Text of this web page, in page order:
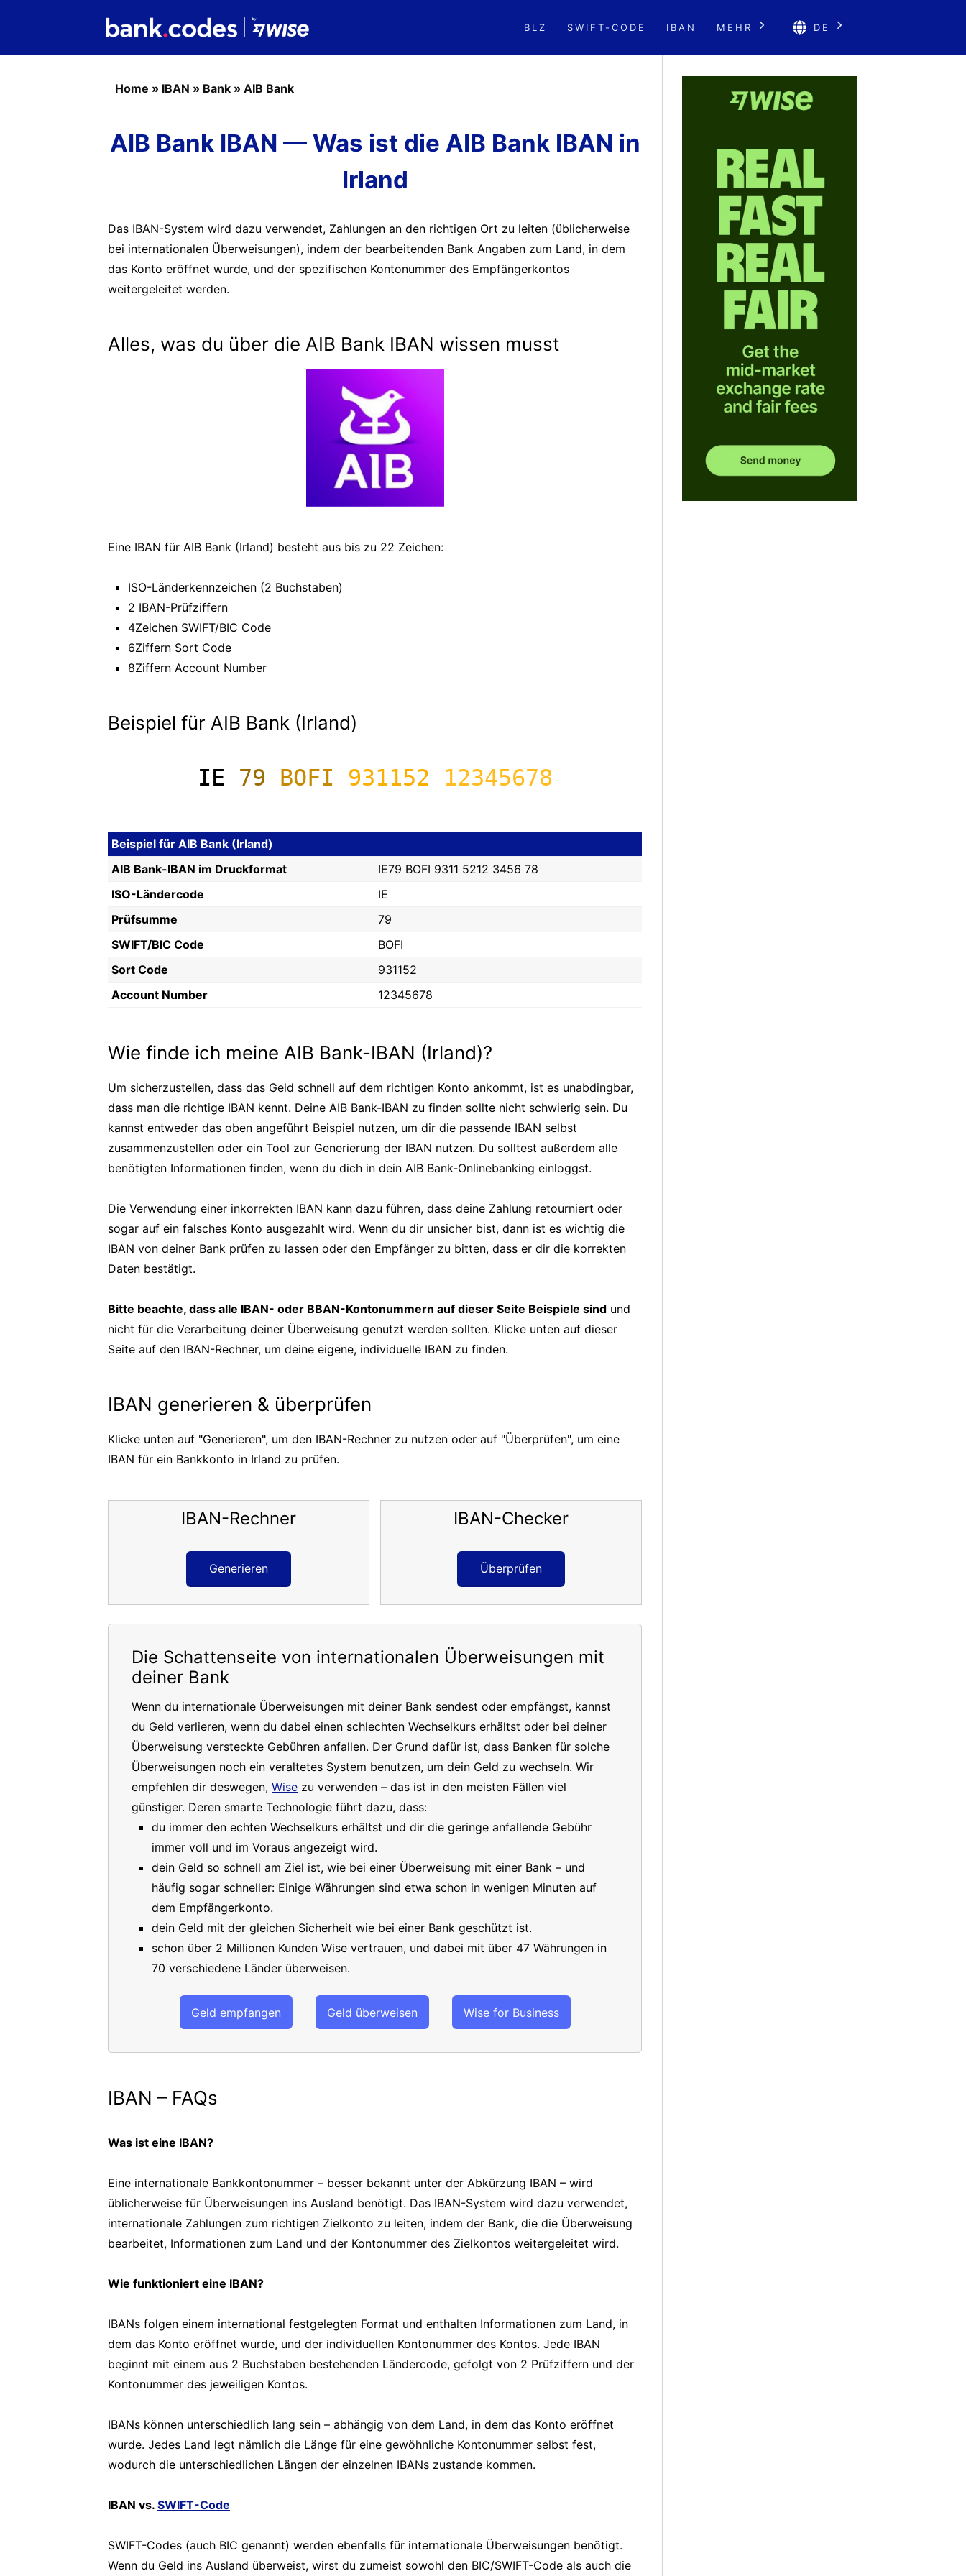
BLZ SWIFT-CODE IBAN MEHR DE
Home » IBAN » Bank » AIB Bank
AIB Bank IBAN — Was ist die AIB Bank IBAN in
Irland
Das IBAN-System wird dazu verwendet, Zahlungen an den richtigen Ort zu leiten (üblicherweise
bei internationalen Überweisungen), indem der bearbeitenden Bank Angaben zum Land, in dem
das Konto eröffnet wurde, und der spezifischen Kontonummer des Empfängerkontos
weitergeleitet werden.
Alles, was du über die AIB Bank IBAN wissen musst
Eine IBAN für AIB Bank (Irland) besteht aus bis zu 22 Zeichen:
ISO-Länderkennzeichen (2 Buchstaben)
2 IBAN-Prüfziffern
4Zeichen SWIFT/BIC Code
6Ziffern Sort Code
8Ziffern Account Number
Beispiel für AIB Bank (Irland)
IE 79 BOFI 931152 12345678
Beispiel für AIB Bank (Irland)
AIB Bank-IBAN im Druckformat
IE79 BOFI 9311 5212 3456 78
ISO-Ländercode
IE
Prüfsumme
79
SWIFT/BIC Code
BOFI
Sort Code
931152
Account Number
12345678
Wie finde ich meine AIB Bank-IBAN (Irland)?
Um sicherzustellen, dass das Geld schnell auf dem richtigen Konto ankommt, ist es unabdingbar,
dass man die richtige IBAN kennt. Deine AIB Bank-IBAN zu finden sollte nicht schwierig sein. Du
kannst entweder das oben angeführt Beispiel nutzen, um dir die passende IBAN selbst
zusammenzustellen oder ein Tool zur Generierung der IBAN nutzen. Du solltest außerdem alle
benötigten Informationen finden, wenn du dich in dein AIB Bank-Onlinebanking einloggst.
Die Verwendung einer inkorrekten IBAN kann dazu führen, dass deine Zahlung retourniert oder
sogar auf ein falsches Konto ausgezahlt wird. Wenn du dir unsicher bist, dann ist es wichtig die
IBAN von deiner Bank prüfen zu lassen oder den Empfänger zu bitten, dass er dir die korrekten
Daten bestätigt.
Bitte beachte, dass alle IBAN- oder BBAN-Kontonummern auf dieser Seite Beispiele sind und
nicht für die Verarbeitung deiner Überweisung genutzt werden sollten. Klicke unten auf dieser
Seite auf den IBAN-Rechner, um deine eigene, individuelle IBAN zu finden.
IBAN generieren & überprüfen
Klicke unten auf "Generieren", um den IBAN-Rechner zu nutzen oder auf "Überprüfen", um eine
IBAN für ein Bankkonto in Irland zu prüfen.
IBAN-Rechner
Generieren
IBAN-Checker
Überprüfen
Die Schattenseite von internationalen Überweisungen mit
deiner Bank
Wenn du internationale Überweisungen mit deiner Bank sendest oder empfängst, kannst
du Geld verlieren, wenn du dabei einen schlechten Wechselkurs erhältst oder bei deiner
Überweisung versteckte Gebühren anfallen. Der Grund dafür ist, dass Banken für solche
Überweisungen noch ein veraltetes System benutzen, um dein Geld zu wechseln. Wir
empfehlen dir deswegen, Wise zu verwenden – das ist in den meisten Fällen viel
günstiger. Deren smarte Technologie führt dazu, dass:
du immer den echten Wechselkurs erhältst und dir die geringe anfallende Gebühr
immer voll und im Voraus angezeigt wird.
dein Geld so schnell am Ziel ist, wie bei einer Überweisung mit einer Bank – und
häufig sogar schneller: Einige Währungen sind etwa schon in wenigen Minuten auf
dem Empfängerkonto.
dein Geld mit der gleichen Sicherheit wie bei einer Bank geschützt ist.
schon über 2 Millionen Kunden Wise vertrauen, und dabei mit über 47 Währungen in
70 verschiedene Länder überweisen.
Geld empfangen Geld überweisen Wise for Business
IBAN – FAQs
Was ist eine IBAN?
Eine internationale Bankkontonummer – besser bekannt unter der Abkürzung IBAN – wird
üblicherweise für Überweisungen ins Ausland benötigt. Das IBAN-System wird dazu verwendet,
internationale Zahlungen zum richtigen Zielkonto zu leiten, indem der Bank, die die Überweisung
bearbeitet, Informationen zum Land und der Kontonummer des Zielkontos weitergeleitet wird.
Wie funktioniert eine IBAN?
IBANs folgen einem international festgelegten Format und enthalten Informationen zum Land, in
dem das Konto eröffnet wurde, und der individuellen Kontonummer des Kontos. Jede IBAN
beginnt mit einem aus 2 Buchstaben bestehenden Ländercode, gefolgt von 2 Prüfziffern und der
Kontonummer des jeweiligen Kontos.
IBANs können unterschiedlich lang sein – abhängig von dem Land, in dem das Konto eröffnet
wurde. Jedes Land legt nämlich die Länge für eine gewöhnliche Kontonummer selbst fest,
wodurch die unterschiedlichen Längen der einzelnen IBANs zustande kommen.
IBAN vs. SWIFT-Code
SWIFT-Codes (auch BIC genannt) werden ebenfalls für internationale Überweisungen benötigt.
Wenn du Geld ins Ausland überweist, wirst du zumeist sowohl den BIC/SWIFT-Code als auch die